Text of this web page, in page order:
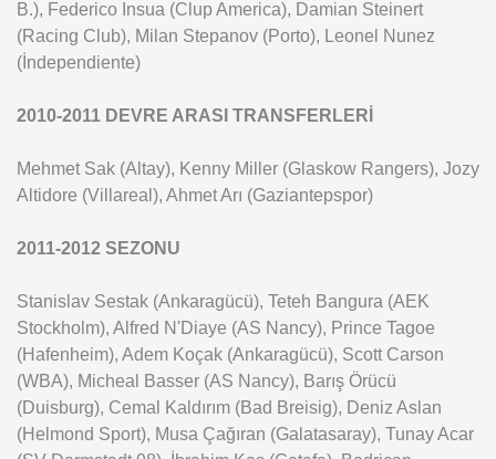
B.), Federico Insua (Clup America), Damian Steinert
(Racing Club), Milan Stepanov (Porto), Leonel Nunez
(İndependiente)
2010-2011 DEVRE ARASI TRANSFERLERİ
Mehmet Sak (Altay), Kenny Miller (Glaskow Rangers), Jozy
Altidore (Villareal), Ahmet Arı (Gaziantepspor)
2011-2012 SEZONU
Stanislav Sestak (Ankaragücü), Teteh Bangura (AEK
Stockholm), Alfred N'Diaye (AS Nancy), Prince Tagoe
(Hafenheim), Adem Koçak (Ankaragücü), Scott Carson
(WBA), Micheal Basser (AS Nancy), Barış Örücü
(Duisburg), Cemal Kaldırım (Bad Breisig), Deniz Aslan
(Helmond Sport), Musa Çağıran (Galatasaray), Tunay Acar